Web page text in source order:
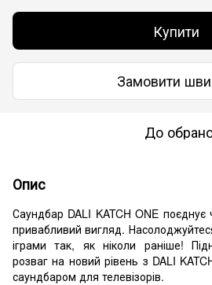
Купити
Замовити
До
Опис
Саундбар DALI KATCH ONE поєднує
привабливий вигляд.
іграми так, як ніколи раніше!
розваг на новий рівень з DALI
саундбаром для телевізорів.